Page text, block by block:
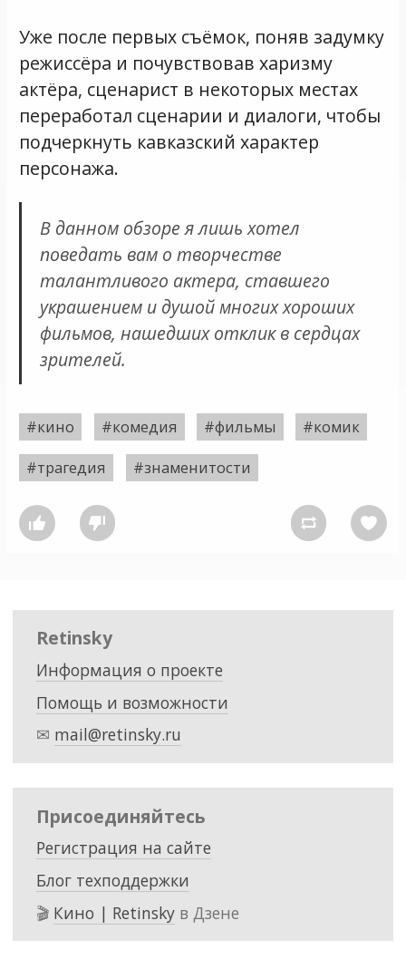
Уже после первых съёмок, поняв задумку
режиссёра и почувствовав харизму
актёра, сценарист в некоторых местах
переработал сценарии и диалоги, чтобы
подчеркнуть кавказский характер
персонажа.
В данном обзоре я лишь хотел
поведать вам о творчестве
талантливого актера, ставшего
украшением и душой многих хороших
фильмов, нашедших отклик в сердцах
зрителей.
#кино #комедия #фильмы
#комик
#трагедия
#знаменитости
   
Retinsky
Информация о проекте
Помощь и возможности
✉ mail@retinsky.ru
Присоединяйтесь
Регистрация на сайте
Блог техподдержки
🎬 Кино | Retinskyв Дзене